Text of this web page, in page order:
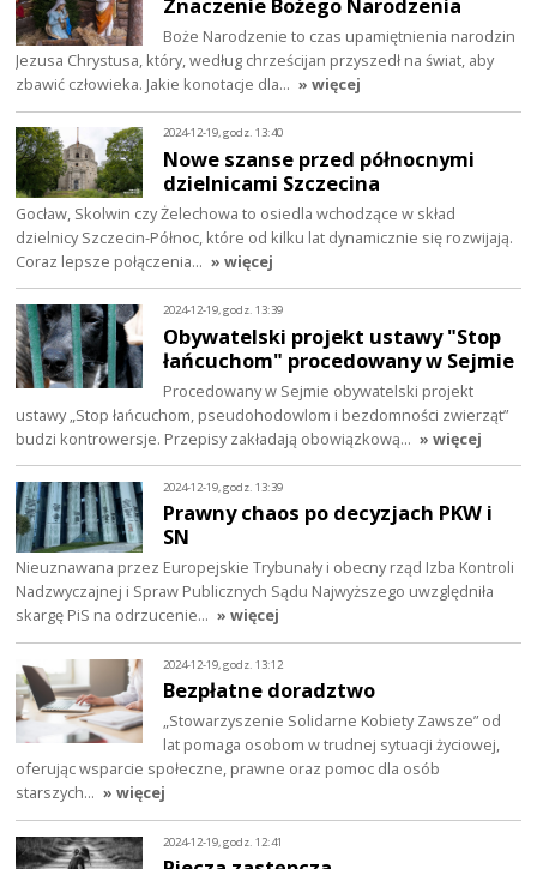
Boże Narodzenie to czas upamiętnienia narodzin
Jezusa Chrystusa, który, według chrześcijan przyszedł na świat, aby
zbawić człowieka. Jakie konotacje dla… » więcej
2024-12-19, godz. 13:40
Nowe szanse przed północnymi
dzielnicami Szczecina
Gocław, Skolwin czy Żelechowa to osiedla wchodzące w skład
dzielnicy Szczecin-Północ, które od kilku lat dynamicznie się rozwijają.
Coraz lepsze połączenia… » więcej
2024-12-19, godz. 13:39
Obywatelski projekt ustawy "Stop
łańcuchom" procedowany w Sejmie
Procedowany w Sejmie obywatelski projekt
ustawy „Stop łańcuchom, pseudohodowlom i bezdomności zwierząt”
budzi kontrowersje. Przepisy zakładają obowiązkową… » więcej
2024-12-19, godz. 13:39
Prawny chaos po decyzjach PKW i
SN
Nieuznawana przez Europejskie Trybunały i obecny rząd Izba Kontroli
Nadzwyczajnej i Spraw Publicznych Sądu Najwyższego uwzględniła
skargę PiS na odrzucenie… » więcej
2024-12-19, godz. 13:12
Bezpłatne doradztwo
„Stowarzyszenie Solidarne Kobiety Zawsze” od
lat pomaga osobom w trudnej sytuacji życiowej,
oferując wsparcie społeczne, prawne oraz pomoc dla osób
starszych… » więcej
2024-12-19, godz. 12:41